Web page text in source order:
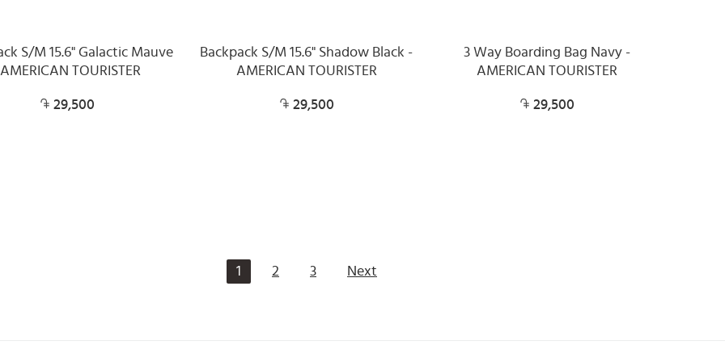
S/M 15.6" Galactic Mauve
TOURISTER
29,500
Backpack S/M 15.6" Shadow Black -
AMERICAN TOURISTER
29,500
3 Way Boarding Bag Navy -
AMERICAN TOURISTER
29,500
1 2 3 Next